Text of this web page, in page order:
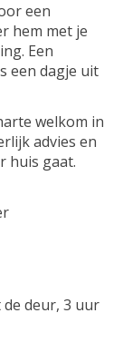
een
hem met je
Een
een dagje uit
welkom in
advies en
huis gaat.
deur, 3 uur